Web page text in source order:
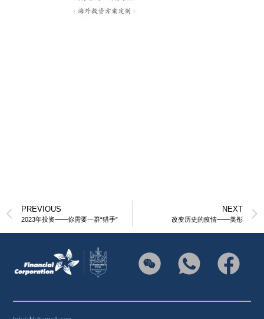
PREVIOUS
2023年投资——你需要一群“猎手”
NEXT
改变历史的疫情——美彤